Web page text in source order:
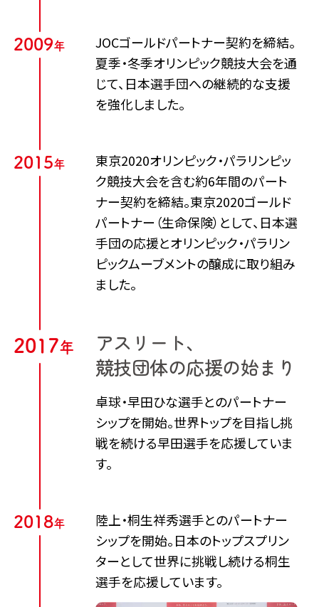
2009年
JOCゴールドパートナー契約を締結。
夏季・冬季オリンピック競技大会を通
じて、日本選手団への継続的な支援
を強化しました。
201 5年
東京2020オリンピック・パラリンピッ
ク競技大会を含む約6年間のパート
ナー契約を締結。東京2020ゴールド
パートナー（生命保険）として、日本選
手団の応援とオリンピック・パラリン
ピックムーブメントの醸成に取り組み
ました。
201 7年
アスリート、
競技団体の応援の始まり
卓球・早田ひな選手とのパートナー
シップを開始。世界トップを目指し挑
戦を続ける早田選手を応援していま
す。​
201 8年
陸上・桐生祥秀選手とのパートナー
シップを開始。日本のトップスプリン
ターとして世界に挑戦し続ける桐生
選手を応援しています。​